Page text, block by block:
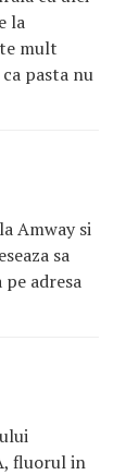
la
mult
pasta nu
Amway si
sa
adresa
fluorul in